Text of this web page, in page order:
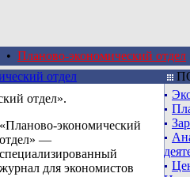
• Планово-экономический отдел
отдел
отдел».
«Планово-экономический
отдел» —
специализированный
журнал для экономистов